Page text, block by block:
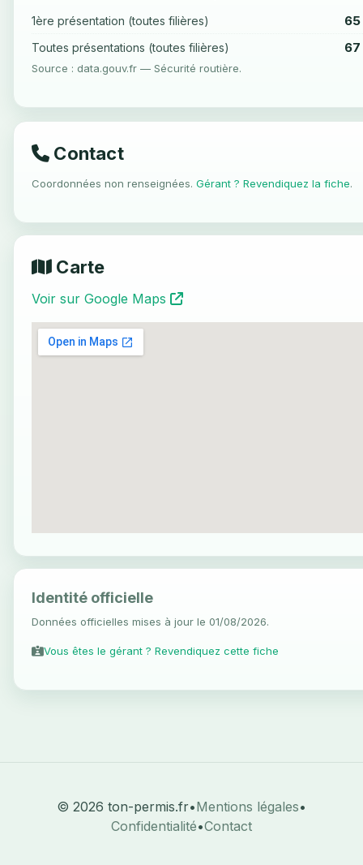
1ère présentation (toutes filières) 65
Toutes présentations (toutes filières) 67
Source : data.gouv.fr — Sécurité routière.
Contact
Coordonnées non renseignées. Gérant ? Revendiquez la fiche.
Carte
Voir sur Google Maps
Identité officielle
Données officielles mises à jour le 01/08/2026.
Vous êtes le gérant ? Revendiquez cette fiche
© 2026 ton-permis.fr•Mentions légales•
Confidentialité•Contact